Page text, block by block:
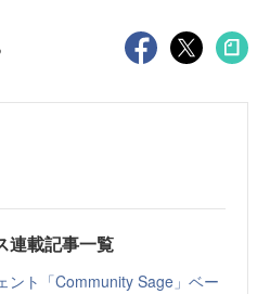
連載記事一覧
ント「Community Sage」ベー